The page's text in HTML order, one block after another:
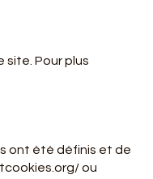
site. Pour plus
ont été définis et de
ou